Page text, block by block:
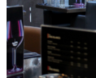
du service et des plats
fidéliser. Les notes et
d’un Restaurant Val de
Marne reflète souvent une
L’anticipation reste une
Restaurant Val de Marne
dimension familiale peut
Restaurant Val de Marne.